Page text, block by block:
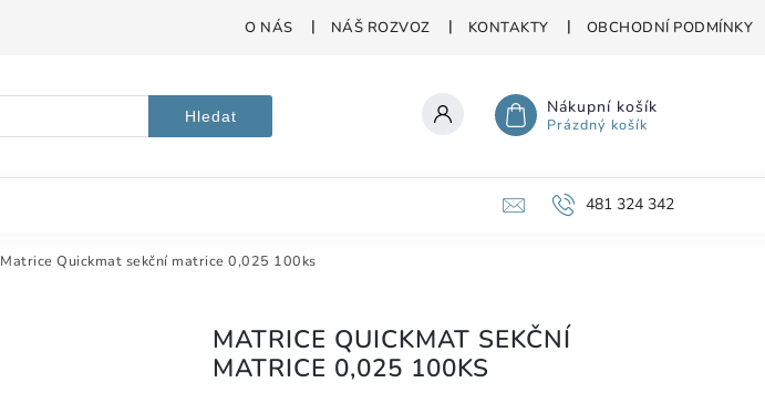
O NÁS NÁŠ ROZVOZ KONTAKTY OBCHODNÍ PODMÍNKY
Hledat Nákupní košík
Prázdný košík
481 324 342
Matrice Quickmat sekční matrice 0,025 100ks
MATRICE QUICKMAT SEKČNÍ
MATRICE 0,025 100KS